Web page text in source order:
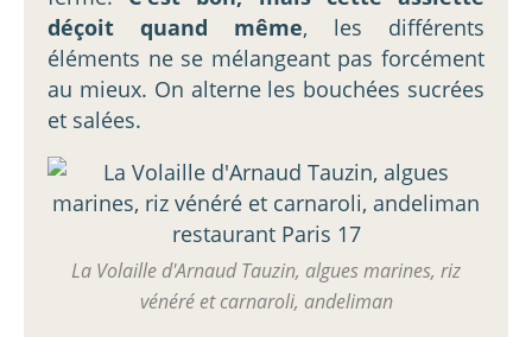
déçoit quand même, les différents
éléments ne se mélangeant pas forcément
au mieux. On alterne les bouchées sucrées
et salées.
La Volaille d'Arnaud Tauzin, algues marines, riz
vénéré et carnaroli, andeliman